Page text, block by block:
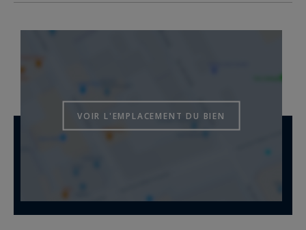
VOIR L'EMPLACEMENT DU BIEN